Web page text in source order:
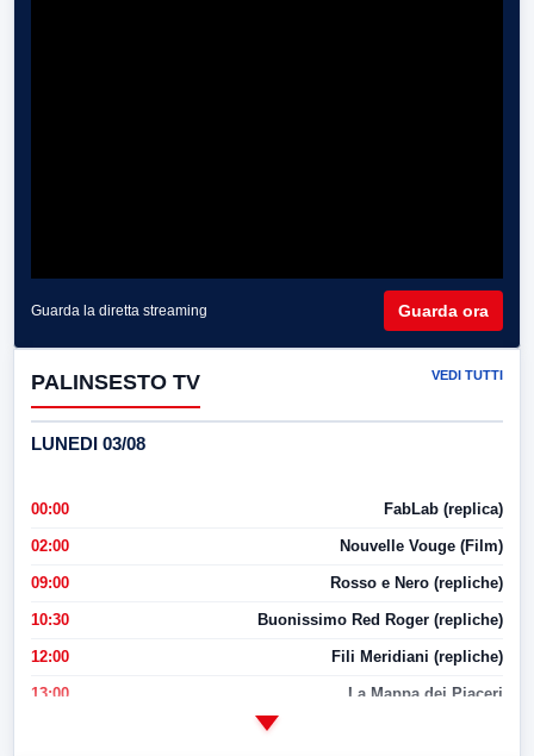
Guarda la diretta streaming Guarda ora
PALINSESTO TV VEDI TUTTI
LUNEDI 03/08
00:00 FabLab (replica)
02:00 Nouvelle Vouge (Film)
09:00 Rosso e Nero (repliche)
10:30 Buonissimo Red Roger (repliche)
12:00 Fili Meridiani (repliche)
13:00 La Mappa dei Piaceri